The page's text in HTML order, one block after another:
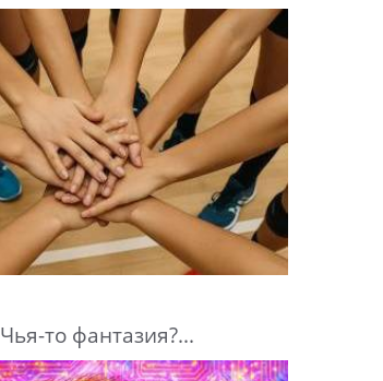
Чья-то фантазия?...